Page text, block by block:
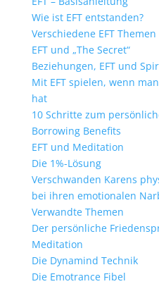
Wie ist EFT entstanden?
Verschiedene EFT Themen
EFT und „The Secret“
Beziehungen, EFT und
Mit EFT spielen, wenn
hat
10 Schritte zum
Borrowing Benefits
EFT und Meditation
Die 1%-Lösung
Verschwanden Karens
bei ihren emotionalen
Verwandte Themen
Der persönliche
Meditation
Die Dynamind Technik
Die Emotrance Fibel